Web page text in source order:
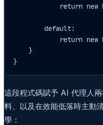
return new
        default:
return new
    }
}
這段程式碼賦予 AI 代理人
料、以及在效能低落時主動
學：